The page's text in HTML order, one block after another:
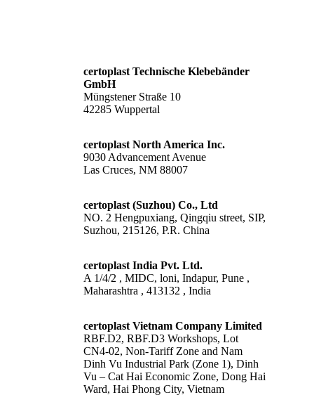
certoplast Technische Klebebänder
GmbH
Müngstener Straße 10
42285 Wuppertal
certoplast North America Inc.
9030 Advancement Avenue
Las Cruces, NM 88007
certoplast (Suzhou) Co., Ltd
NO. 2 Hengpuxiang, Qingqiu street, SIP,
Suzhou, 215126, P.R. China
certoplast India Pvt. Ltd.
A 1/4/2 , MIDC, loni, Indapur, Pune ,
Maharashtra , 413132 , India
certoplast Vietnam Company Limited
RBF.D2, RBF.D3 Workshops, Lot
CN4-02, Non-Tariff Zone and Nam
Dinh Vu Industrial Park (Zone 1), Dinh
Vu – Cat Hai Economic Zone, Dong Hai
Ward, Hai Phong City, Vietnam